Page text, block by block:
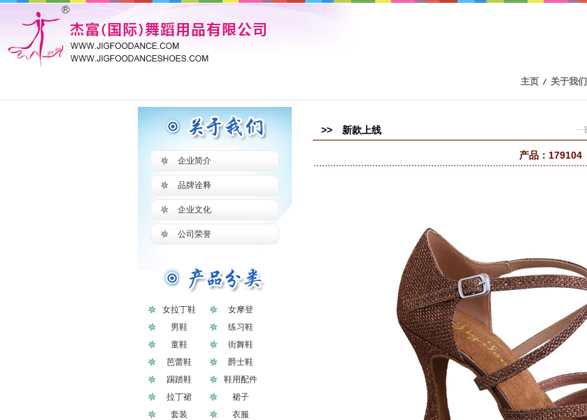
主页 关于我们
企业简介
品牌诠释
企业文化
公司荣誉
女拉丁鞋
女摩登
男鞋
练习鞋
童鞋
街舞鞋
芭蕾鞋
爵士鞋
踢踏鞋
鞋用配件
拉丁裙
裙子
套装
衣服
>> 新款上线
产品：179104